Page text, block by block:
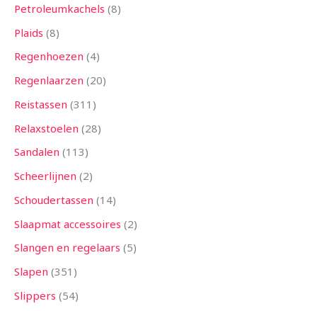
Petroleumkachels 8
Plaids 8
Regenhoezen 4
Regenlaarzen 20
Reistassen 311
Relaxstoelen 28
Sandalen 113
Scheerlijnen 2
Schoudertassen 14
Slaapmat accessoires 2
Slangen en regelaars 5
Slapen 351
Slippers 54